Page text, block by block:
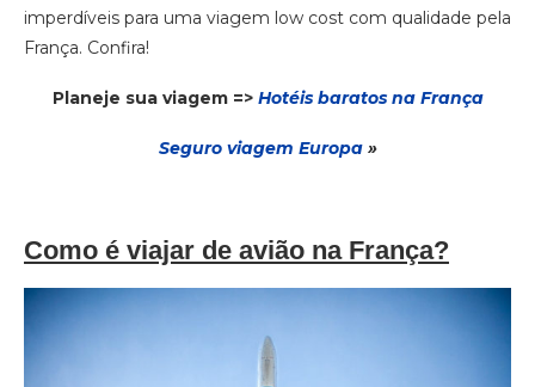
imperdíveis para uma viagem low cost com qualidade pela
França. Confira!
Planeje sua viagem => Hotéis baratos na França
Seguro viagem Europa »
Como é viajar de avião na França?